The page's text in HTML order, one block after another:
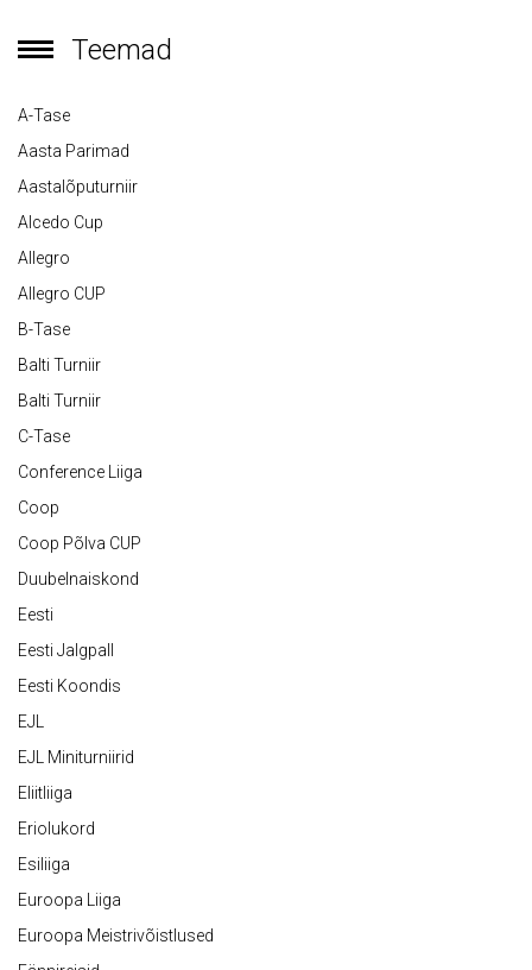
Teemad
A-Tase
Aasta Parimad
Aastalõputurniir
Alcedo Cup
Allegro
Allegro CUP
B-Tase
Balti Turniir
Balti Turniir
C-Tase
Conference Liiga
Coop
Coop Põlva CUP
Duubelnaiskond
Eesti
Eesti Jalgpall
Eesti Koondis
EJL
EJL Miniturniirid
Eliitliiga
Eriolukord
Esiliiga
Euroopa Liiga
Euroopa Meistrivõistlused